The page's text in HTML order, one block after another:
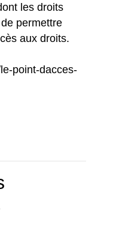
les droits
permettre
aux droits.
point-dacces-